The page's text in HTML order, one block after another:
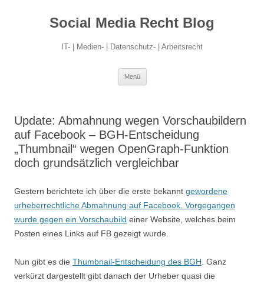
Social Media Recht Blog
IT- | Medien- | Datenschutz- | Arbeitsrecht
Menü
Update: Abmahnung wegen Vorschaubildern
auf Facebook – BGH-Entscheidung
„Thumbnail“ wegen OpenGraph-Funktion
doch grundsätzlich vergleichbar
Gestern berichtete ich über die erste bekannt gewordene
urheberrechtliche Abmahnung auf Facebook. Vorgegangen
wurde gegen ein Vorschaubild einer Website, welches beim
Posten eines Links auf FB gezeigt wurde.
Nun gibt es die Thumbnail-Entscheidung des BGH . Ganz
verkürzt dargestellt gibt danach der Urheber quasi die